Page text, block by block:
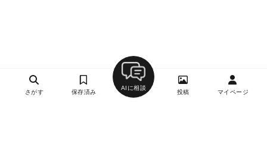
さがす 保存済み
AIに相談
投稿 マイページ